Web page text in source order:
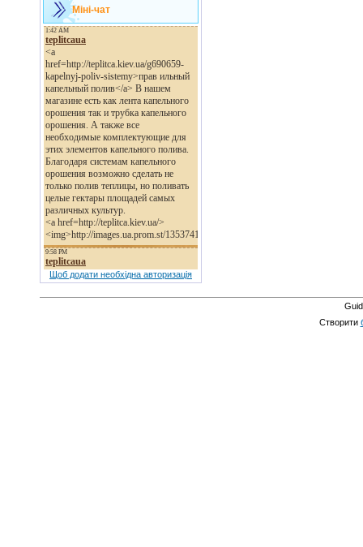
Міні-чат
Щоб додати необхідна авторизація
Створити